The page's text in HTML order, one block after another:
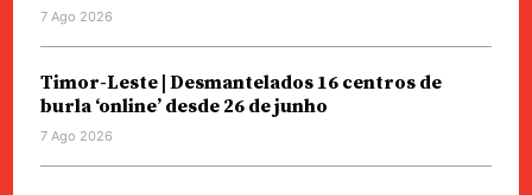
7 Ago 2026
Timor-Leste | Desmantelados 16 centros de
burla ‘online’ desde 26 de junho
7 Ago 2026